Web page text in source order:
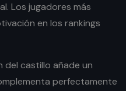
Los jugadores más
en los rankings
castillo añade un
perfectamente